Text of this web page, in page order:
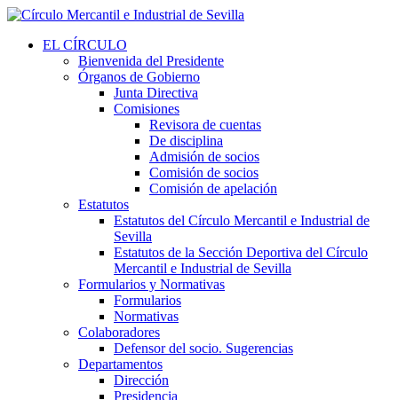
EL CÍRCULO
Bienvenida del Presidente
Órganos de Gobierno
Junta Directiva
Comisiones
Revisora de cuentas
De disciplina
Admisión de socios
Comisión de socios
Comisión de apelación
Estatutos
Estatutos del Círculo Mercantil e Industrial de
Sevilla
Estatutos de la Sección Deportiva del Círculo
Mercantil e Industrial de Sevilla
Formularios y Normativas
Formularios
Normativas
Colaboradores
Defensor del socio. Sugerencias
Departamentos
Dirección
Presidencia